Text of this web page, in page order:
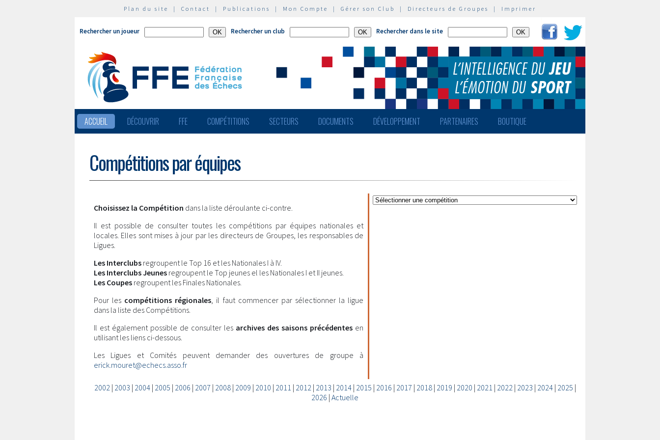
Plan du site | Contact | Publications | Mon Compte | Gérer son Club | Directeurs de Groupes | Imprimer
Rechercher un joueur Rechercher un club Rechercher dans le site
ACCUEIL DÉCOUVRIR FFE COMPÉTITIONS SECTEURS DOCUMENTS DÉVELOPPEMENT PARTENAIRES BOUTIQUE
Compétitions par équipes
Choisissez la Compétition dans la liste déroulante ci-contre.
Il est possible de consulter toutes les compétitions par équipes nationales et
locales. Elles sont mises à jour par les directeurs de Groupes, les responsables de
Ligues.
Les Interclubs regroupent le Top 16 et les Nationales I à IV.
Les Interclubs Jeunes regroupent le Top jeunes el les Nationales I et II jeunes.
Les Coupes regroupent les Finales Nationales.
Pour les compétitions régionales, il faut commencer par sélectionner la ligue
dans la liste des Compétitions.
Il est également possible de consulter les archives des saisons précédentes en
utilisant les liens ci-dessous.
Les Ligues et Comités peuvent demander des ouvertures de groupe à
erick.mouret@echecs.asso.fr
2002| 2003 | 2004| 2005 | 2006 | 2007 | 2008| 2009 | 2010 | 2011 | 2012| 2013 | 2014| 2015 | 2016 | 2017 | 2018| 2019 | 2020 | 2021 | 2022| 2023 | 2024| 2025 |
2026 | Actuelle